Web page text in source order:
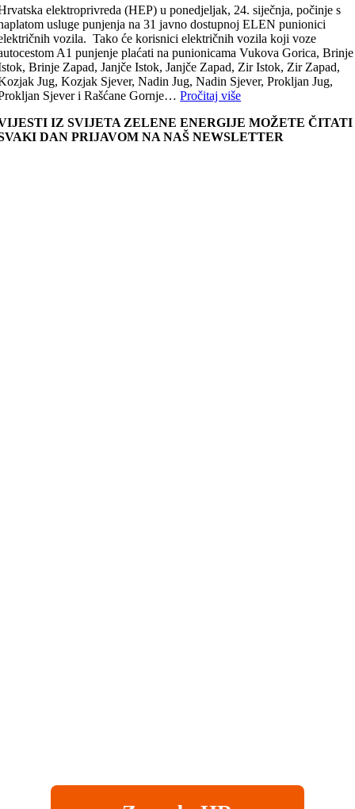
elektroprivreda (HEP) u ponedjeljak, 24. siječnja, počinje s
usluge punjenja na 31 javno dostupnoj ELEN punionici
vozila. Tako će korisnici električnih vozila koji voze
A1 punjenje plaćati na punionicama Vukova Gorica, Brinje
Brinje Zapad, Janjče Istok, Janjče Zapad, Zir Istok, Zir Zapad,
Jug, Kozjak Sjever, Nadin Jug, Nadin Sjever, Prokljan Jug,
Sjever i Rašćane Gornje…Pročitaj više
IZ SVIJETA ZELENE ENERGIJE MOŽETE ČITATI
DAN PRIJAVOM NA NAŠ NEWSLETTER